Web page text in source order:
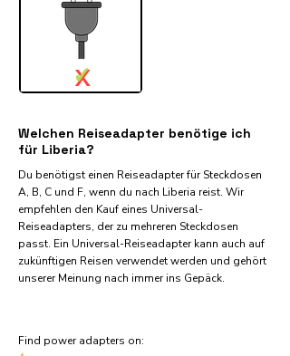
X
✓
Welchen Reiseadapter benötige ich
für Liberia?
Du benötigst einen Reiseadapter für Steckdosen
A, B, C und F, wenn du nach Liberia reist. Wir
empfehlen den Kauf eines Universal-
Reiseadapters, der zu mehreren Steckdosen
passt. Ein Universal-Reiseadapter kann auch auf
zukünftigen Reisen verwendet werden und gehört
unserer Meinung nach immer ins Gepäck.
Find power adapters on: